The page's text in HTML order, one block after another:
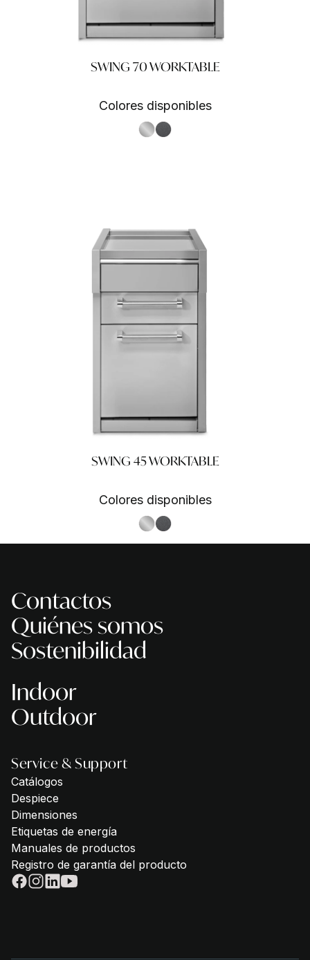
SWING 70 WORKTABLE
Colores disponibles
S.Steel SS
Antracite AN
SWING 45 WORKTABLE
Colores disponibles
S.Steel SS
Antracite AN
Contactos
Quiénes somos
Sostenibilidad
Indoor
Outdoor
Service & Support
Catálogos
Despiece
Dimensiones
Etiquetas de energía
Manuales de productos
Registro de garantía del producto